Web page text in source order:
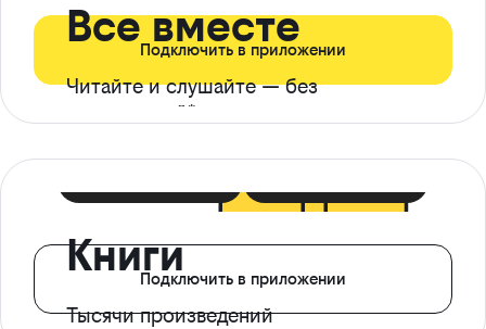
Все вместе
Читайте и слушайте — без
ограничений*
Подключить в приложении
Книги
Тысячи произведений
Подключить в приложении